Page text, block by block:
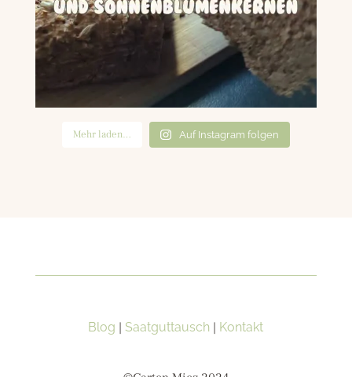
Mehr laden… Auf Instagram folgen
Blog | Saatguttausch | Kontakt